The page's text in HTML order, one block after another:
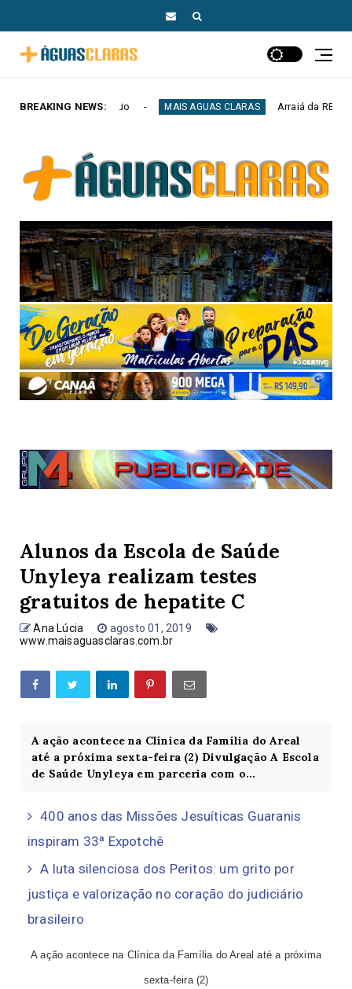
BREAKING NEWS:MAIS AGUAS CLARAS Arraiá da RECORD Brasília reúne
Alunos da Escola de Saúde
Unyleya realizam testes
gratuitos de hepatite C
Ana Lúcia
agosto 01, 2019
www.maisaguasclaras.com.br
A ação acontece na Clínica da Família do Areal
até a próxima sexta-feira (2) Divulgação A Escola
de Saúde Unyleya em parceria com o...
400 anos das Missões Jesuíticas Guaranis
inspiram 33ª Expotchê
A luta silenciosa dos Peritos: um grito por
justiça e valorização no coração do judiciário
brasileiro
A ação acontece na Clínica da Família do Areal até a próxima
sexta-feira (2)